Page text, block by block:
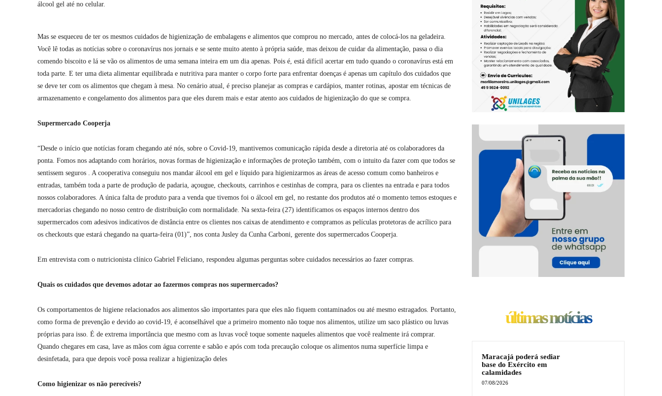
álcool gel até no celular.
Mas se esqueceu de ter os mesmos cuidados de higienização de embalagens e alimentos que comprou no mercado, antes de colocá-los na geladeira.
Você lê todas as notícias sobre o coronavírus nos jornais e se sente muito atento à própria saúde, mas deixou de cuidar da alimentação, passa o dia
comendo biscoito e lá se vão os alimentos de uma semana inteira em um dia apenas. Pois é, está difícil acertar em tudo quando o coronavírus está em
toda parte. E ter uma dieta alimentar equilibrada e nutritiva para manter o corpo forte para enfrentar doenças é apenas um capítulo dos cuidados que
se deve ter com os alimentos que chegam à mesa. No cenário atual, é preciso planejar as compras e cardápios, manter rotinas, apostar em técnicas de
armazenamento e congelamento dos alimentos para que eles durem mais e estar atento aos cuidados de higienização do que se compra.
Supermercado Cooperja
“Desde o início que notícias foram chegando até nós, sobre o Covid-19, mantivemos comunicação rápida desde a diretoria até os colaboradores da
ponta. Fomos nos adaptando com horários, novas formas de higienização e informações de proteção também, com o intuito da fazer com que todos se
sentissem seguros . A cooperativa conseguiu nos mandar álcool em gel e líquido para higienizarmos as áreas de acesso comum como banheiros e
entradas, também toda a parte de produção de padaria, açougue, checkouts, carrinhos e cestinhas de compra, para os clientes na entrada e para todos
nossos colaboradores. A única falta de produto para a venda que tivemos foi o álcool em gel, no restante dos produtos até o momento temos estoques e
mercadorias chegando no nosso centro de distribuição com normalidade. Na sexta-feira (27) identificamos os espaços internos dentro dos
supermercados com adesivos indicativos de distância entre os clientes nos caixas de atendimento e compramos as películas protetoras de acrílico para
os checkouts que estará chegando na quarta-feira (01)”, nos conta Jusley da Cunha Carboni, gerente dos supermercados Cooperja.
Em entrevista com o nutricionista clínico Gabriel Feliciano, respondeu algumas perguntas sobre cuidados necessários ao fazer compras.
Quais os cuidados que devemos adotar ao fazermos compras nos supermercados?
Os comportamentos de higiene relacionados aos alimentos são importantes para que eles não fiquem contaminados ou até mesmo estragados. Portanto,
como forma de prevenção e devido ao covid-19, é aconselhável que a primeiro momento não toque nos alimentos, utilize um saco plástico ou luvas
próprias para isso. É de extrema importância que mesmo com as luvas você toque somente naqueles alimentos que você realmente irá comprar.
Quando chegares em casa, lave as mãos com água corrente e sabão e após com toda precaução coloque os alimentos numa superfície limpa e
desinfetada, para que depois você possa realizar a higienização deles
Como higienizar os não perecíveis?
últimas notícias
Maracajá poderá sediar
base do Exército em
calamidades
07/08/2026